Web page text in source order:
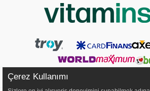
Çerez Kullanımı